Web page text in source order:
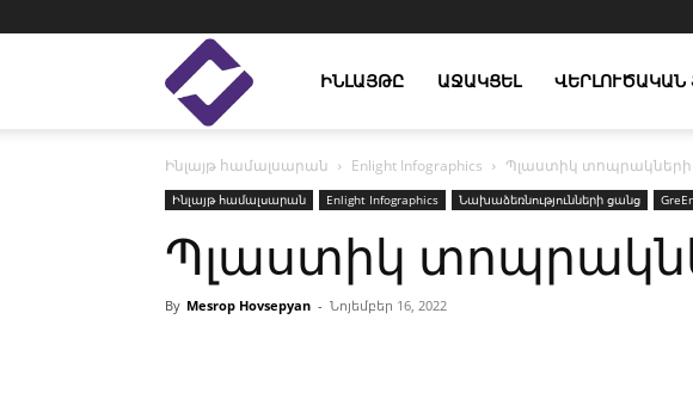
Enlight
Studies
ԻՆԼԱՅԹԸ ԱՋԱԿՑԵԼ ՎԵՐԼՈՒԾԱԿԱՆ
Ինլայթ համալսարան Enlight Infographics Պլաստիկ տոպրակների
Ինլայթ համալսարան Enlight Infographics Նախաձեռնությունների ցանց
Պլաստիկ
By Mesrop Hovsepyan - Նոյեմբեր 16, 2022